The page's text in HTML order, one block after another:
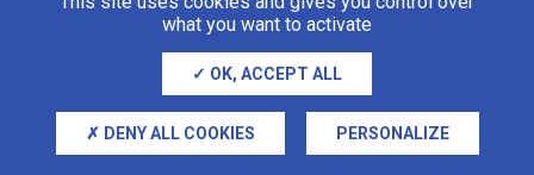
what you want to activate
OK, ACCEPT ALL
DENY ALL COOKIES PERSONALIZE